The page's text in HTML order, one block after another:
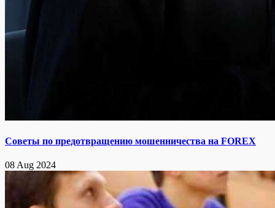
Советы по предотвращению мошенничества на FOREX
08 Aug 2024